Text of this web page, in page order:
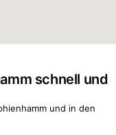
schnell und
und in den